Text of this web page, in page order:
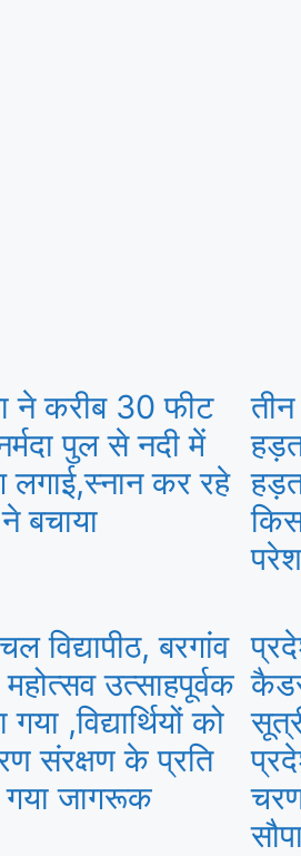
ने करीब 30 फीट
पुल से नदी में
लगाई,स्नान कर रहे
बचाया
विद्यापीठ, बरगांव
उत्साहपूर्वक
गया ,विद्यार्थियों को
संरक्षण के प्रति
गया जागरूक